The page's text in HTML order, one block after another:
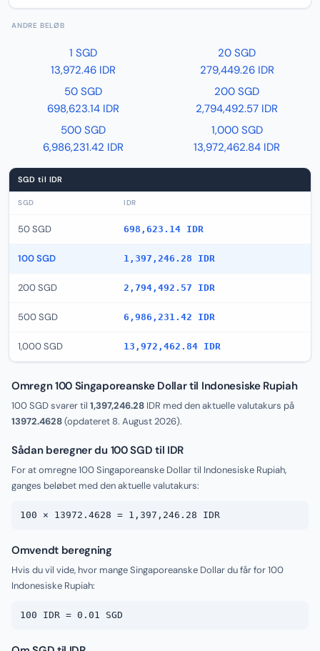
ANDRE BELØB
1 SGD
13,972.46 IDR
20 SGD
279,449.26 IDR
50 SGD
698,623.14 IDR
200 SGD
2,794,492.57 IDR
500 SGD
6,986,231.42 IDR
1,000 SGD
13,972,462.84 IDR
SGD til IDR
SGD IDR
50 SGD 698,623.14 IDR
100 SGD 1,397,246.28 IDR
200 SGD 2,794,492.57 IDR
500 SGD 6,986,231.42 IDR
1,000 SGD 13,972,462.84 IDR
Omregn 100 Singaporeanske Dollar til Indonesiske Rupiah
100 SGD svarer til 1,397,246.28 IDR med den aktuelle valutakurs på
13972.4628(opdateret 8. August 2026).
Sådan beregner du 100 SGD til IDR
For at omregne 100 Singaporeanske Dollar til Indonesiske Rupiah,
ganges beløbet med den aktuelle valutakurs:
100 × 13972.4628 = 1,397,246.28 IDR
Omvendt beregning
Hvis du vil vide, hvor mange Singaporeanske Dollar du får for 100
Indonesiske Rupiah:
100 IDR = 0.01 SGD